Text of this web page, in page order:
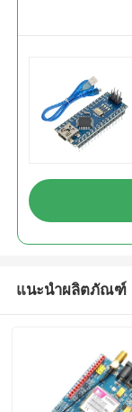
แนะนำผลิตภัณฑ์